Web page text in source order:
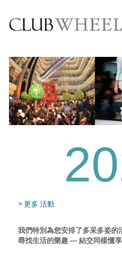
> 更多 活動
我們特別為您安排了多采多姿
尋找生活的樂趣 — 結交同樣懂享